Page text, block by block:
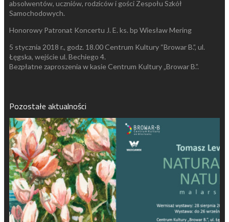
absolwentów, uczniów, rodziców i gości Zespołu Szkół
Samochodowych.
Honorowy Patronat Koncertu J. E. ks. bp Wiesław Mering
5 stycznia 2018 r., godz. 18.00 Centrum Kultury “Browar B.”, ul.
Łęgska, wejście ul. Bechiego 4.
Bezpłatne zaproszenia w kasie Centrum Kultury „Browar B.”.
Pozostałe aktualności